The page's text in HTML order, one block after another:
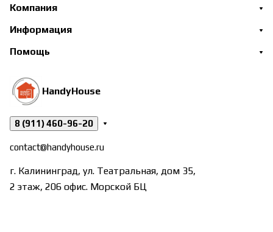
Компания
Информация
Помощь
HandyHouse
8 (911) 460-96-20
contact@handyhouse.ru
г. Калининград, ул. Театральная, дом 35,
2 этаж, 206 офис. Морской БЦ